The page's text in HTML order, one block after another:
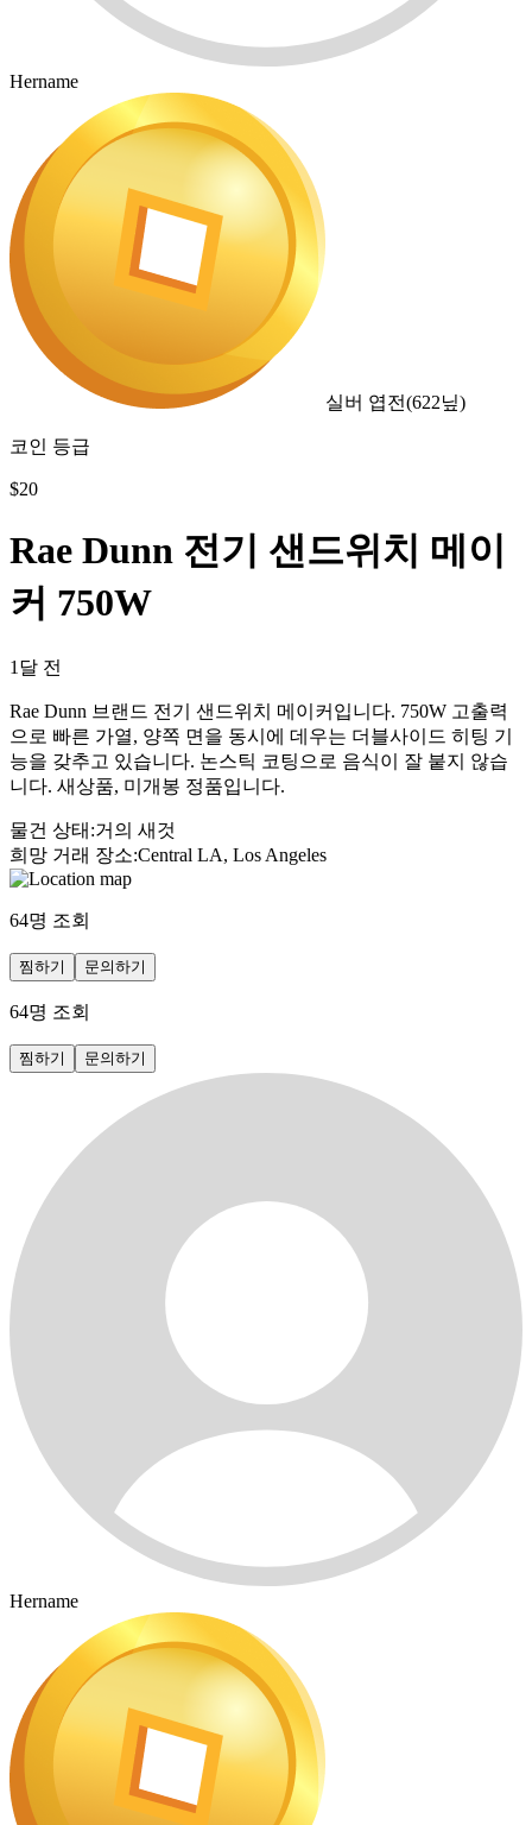
Hername
실버 엽전(622닢)
코인 등급
$20
Rae Dunn 전기 샌드위치 메이
커 750W
1달 전
Rae Dunn 브랜드 전기 샌드위치 메이커입니다. 750W 고출력
으로 빠른 가열, 양쪽 면을 동시에 데우는 더블사이드 히팅 기
능을 갖추고 있습니다. 논스틱 코팅으로 음식이 잘 붙지 않습
니다. 새상품, 미개봉 정품입니다.
물건 상태 :거의 새것
희망 거래 장소:Central LA, Los Angeles
64명 조회
찜하기 문의하기
64명 조회
찜하기 문의하기
Hername